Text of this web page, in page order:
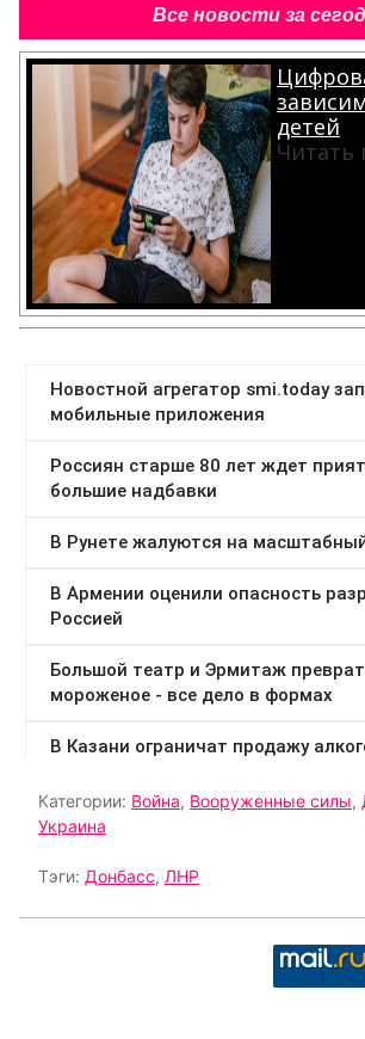
Все новости за
детей
Читать
Категории: Война, Вооруженные силы,
Украина
Тэги: Донбасс, ЛНР